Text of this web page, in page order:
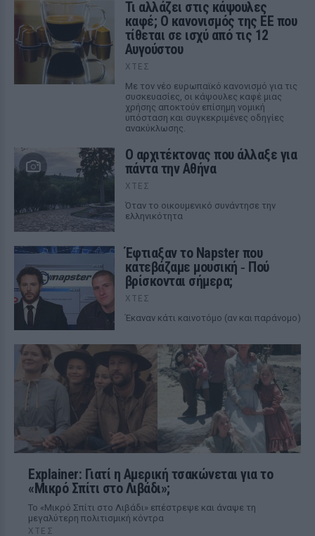
Τι αλλάζει στις κάψουλες
καφέ; Ο κανονισμός της ΕΕ που
τίθεται σε ισχύ από τις 12
Αυγούστου
ΧΤΕΣ
Με τον νέο ευρωπαϊκό κανονισμό για τις
συσκευασίες, οι κάψουλες καφέ μιας
χρήσης αποκτούν επίσημη νομική
υπόσταση και συγκεκριμένες οδηγίες
ανακύκλωσης.
Ο αρχιτέκτονας που άλλαξε για
πάντα την Αθήνα
ΧΤΕΣ
Όταν το οικουμενικό συνάντησε την
ελληνικότητα
Έφτιαξαν το Napster που
κατεβάζαμε μουσική ‑ Πού
βρίσκονται σήμερα;
ΧΤΕΣ
Έκαναν κάτι καινοτόμο (αν και παράνομο)
Explainer: Γιατί η Αμερική τσακώνεται για το
«Μικρό Σπίτι στο Λιβάδι»;
Το «Μικρό Σπίτι στο Λιβάδι» επέστρεψε και άναψε τη
μεγαλύτερη πολιτισμική κόντρα
ΧΤΕΣ